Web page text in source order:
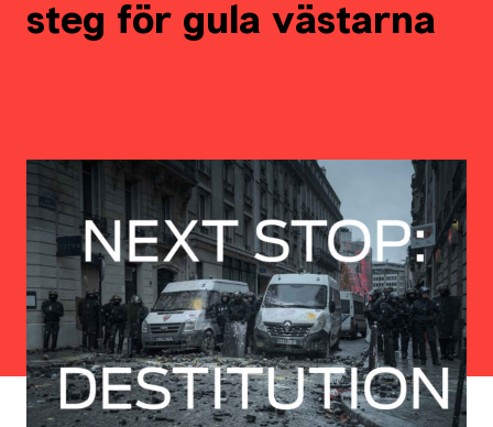
steg för gula västarna